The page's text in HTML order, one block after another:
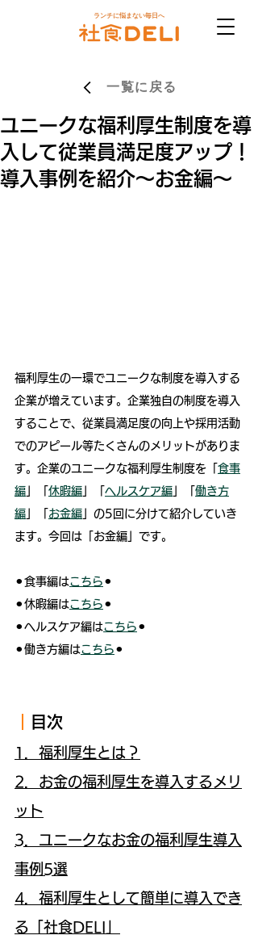
ランチに悩まない毎日へ
一覧に戻る
ユニークな福利厚生制度を導
入して従業員満足度アップ！
導入事例を紹介〜お金編〜
福利厚生の一環でユニークな制度を導入する
企業が増えています。企業独自の制度を導入
することで、従業員満足度の向上や採用活動
でのアピール等たくさんのメリットがありま
す。企業のユニークな福利厚生制度を「食事
編 」「休暇編 」「ヘルスケア編 」「働き方
編 」「お金編 」の5回に分けて紹介していき
ます。今回は「お金編」です。
⚫︎食事編はこちら ⚫︎
⚫︎休暇編はこちら ⚫︎
⚫︎ヘルスケア編はこちら ⚫︎
⚫︎働き方編はこちら ⚫︎
目次
1．福利厚生とは？
2．お金の福利厚生を導入するメリ
ット
3．ユニークなお金の福利厚生導入
事例5選
4．福利厚生として簡単に導入でき
る「社食DELI」